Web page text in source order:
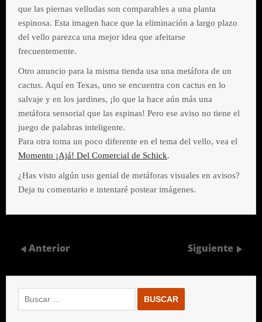
que las piernas velludas son comparables a una planta
espinosa. Esta imagen hace que la eliminación a largo plazo
del vello parezca una mejor idea que afeitarse
frecuentemente.
Otro anuncio para la misma tienda usa una metáfora de un
cactus. Aquí en Texas, uno se encuentra con cactus en lo
salvaje y en los jardines, ¡lo que la hace aún más una
metáfora sensorial que las espinas! Pero ese aviso no tiene el
juego de palabras inteligente.
Para otra toma un poco diferente en el tema del vello, vea el
Momento ¡Ajá! Del Comercial de Schick.
¿Has visto algún uso genial de metáforas visuales en avisos?
Deja tu comentario e intentaré postear imágenes.
Anterior Siguiente